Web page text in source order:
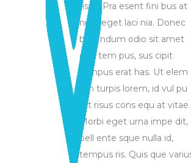
risus. Pra esent fini bus at
nulla eget laci nia. Donec
bibe ndum odio sit amet
erat tem pus, sus cipit
tempus erat has. Ut elem
um turpis lorem, id vul pu
tat risus cons equ at vitae.
Morbi eget urna impe dit,
pell ente sque nulla id,
tempus ris. Quis que